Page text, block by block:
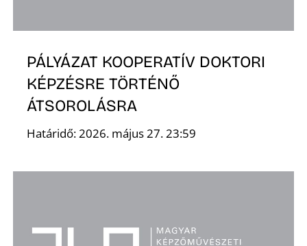
PÁLYÁZAT KOOPERATÍV DOKTORI
KÉPZÉSRE TÖRTÉNŐ
ÁTSOROLÁSRA
Határidő: 2026. május 27. 23:59